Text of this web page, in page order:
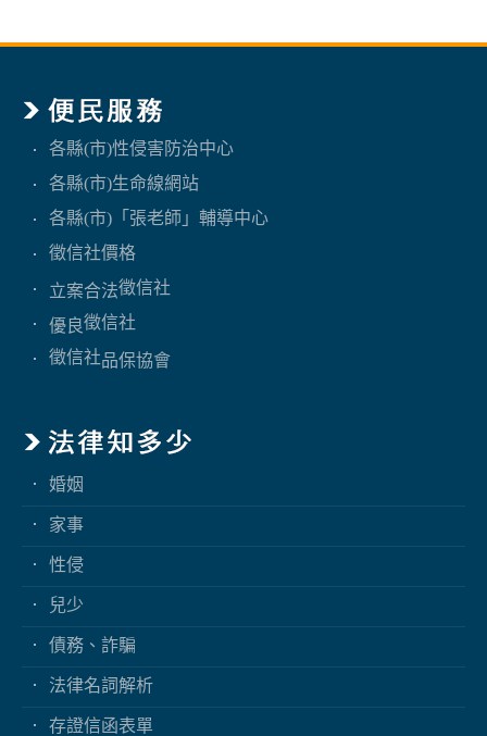
各縣(市)性侵害防治中心
各縣(市)生命線網站
各縣(市)「張老師」輔導中心
徵信社價格
立案合法徵信社
優良徵信社
徵信社品保協會
婚姻
家事
性侵
兒少
債務、詐騙
法律名詞解析
存證信函表單